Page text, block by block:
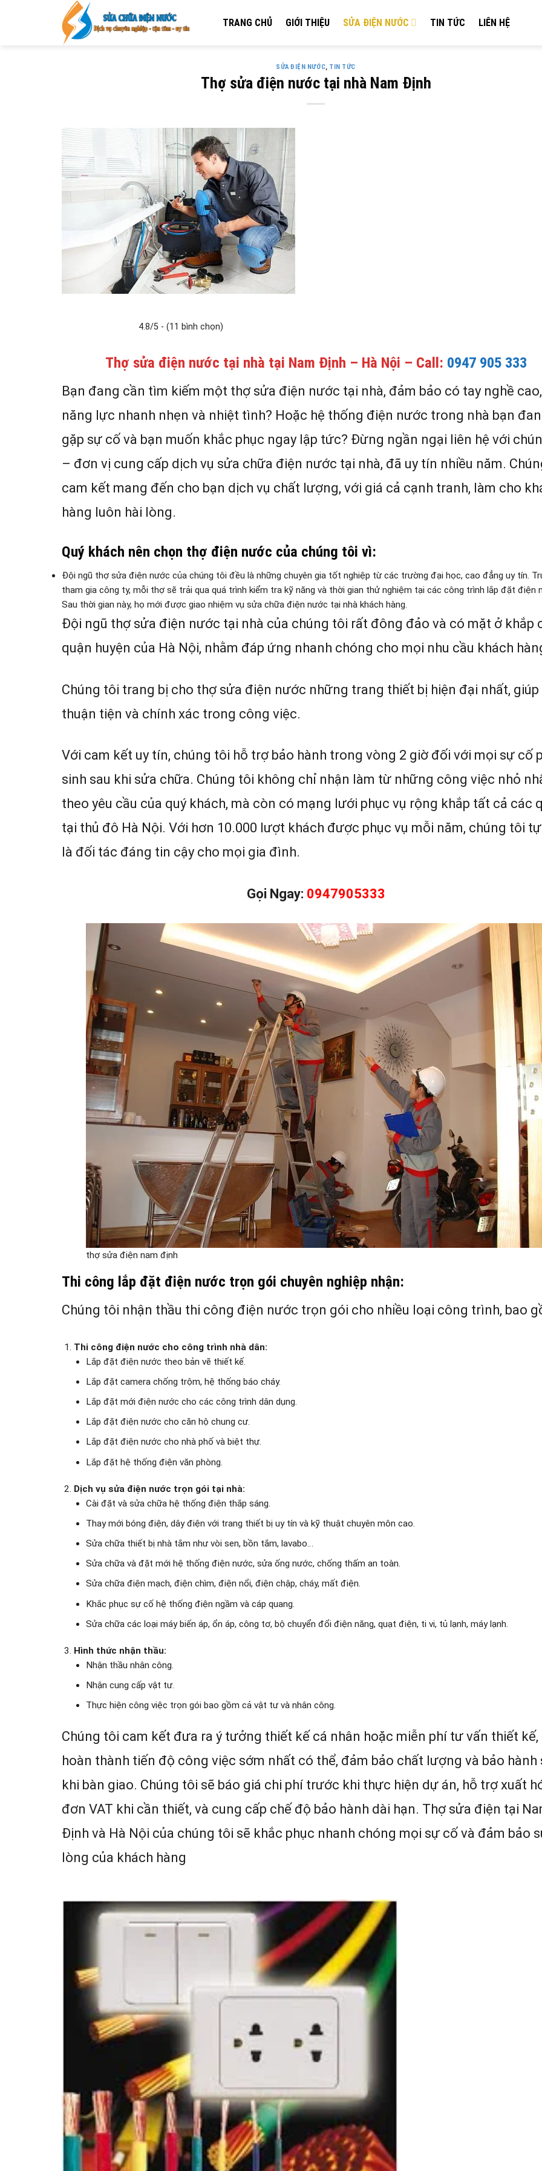
TRANG CHỦ GIỚI THIỆU SỬA ĐIỆN NƯỚC TIN TỨC LIÊN HỆ
SỬA ĐIỆN NƯỚC, TIN TỨC
Thợ sửa điện nước tại nhà Nam Định
4.8/5 - (11 bình chọn)
Thợ sửa điện nước tại nhà tại Nam Định – Hà Nội – Call: 0947 905 333
Bạn đang cần tìm kiếm một thợ sửa điện nước tại nhà, đảm bảo có tay nghề
năng lực nhanh nhẹn và nhiệt tình? Hoặc hệ thống điện nước trong nhà bạn
gặp sự cố và bạn muốn khắc phục ngay lập tức? Đừng ngần ngại liên hệ với
– đơn vị cung cấp dịch vụ sửa chữa điện nước tại nhà, đã uy tín nhiều năm.
cam kết mang đến cho bạn dịch vụ chất lượng, với giá cả cạnh tranh, làm cho
hàng luôn hài lòng.
Quý khách nên chọn thợ điện nước của chúng tôi vì:
Đội ngũ thợ sửa điện nước của chúng tôi đều là những chuyên gia tốt nghiệp từ các trường đại học, cao đẳng uy tín.
tham gia công ty, mỗi thợ sẽ trải qua quá trình kiểm tra kỹ năng và thời gian thử nghiệm tại các công trình lắp đặt điện
Sau thời gian này, họ mới được giao nhiệm vụ sửa chữa điện nước tại nhà khách hàng.
Đội ngũ thợ sửa điện nước tại nhà của chúng tôi rất đông đảo và có mặt ở khắp
quận huyện của Hà Nội, nhằm đáp ứng nhanh chóng cho mọi nhu cầu khách
Chúng tôi trang bị cho thợ sửa điện nước những trang thiết bị hiện đại nhất, giúp
thuận tiện và chính xác trong công việc.
Với cam kết uy tín, chúng tôi hỗ trợ bảo hành trong vòng 2 giờ đối với mọi sự cố
sinh sau khi sửa chữa. Chúng tôi không chỉ nhận làm từ những công việc nhỏ
theo yêu cầu của quý khách, mà còn có mạng lưới phục vụ rộng khắp tất cả các
tại thủ đô Hà Nội. Với hơn 10.000 lượt khách được phục vụ mỗi năm, chúng tôi
là đối tác đáng tin cậy cho mọi gia đình.
Gọi Ngay: 0947905333
thợ sửa điện nam định
Thi công lắp đặt điện nước trọn gói chuyên nghiệp nhận:
Chúng tôi nhận thầu thi công điện nước trọn gói cho nhiều loại công trình, bao
Thi công điện nước cho công trình nhà dân:
Lắp đặt điện nước theo bản vẽ thiết kế.
Lắp đặt camera chống trộm, hệ thống báo cháy.
Lắp đặt mới điện nước cho các công trình dân dụng.
Lắp đặt điện nước cho căn hộ chung cư.
Lắp đặt điện nước cho nhà phố và biệt thự.
Lắp đặt hệ thống điện văn phòng.
Dịch vụ sửa điện nước trọn gói tại nhà:
Cài đặt và sửa chữa hệ thống điện thắp sáng.
Thay mới bóng điện, dây điện với trang thiết bị uy tín và kỹ thuật chuyên môn cao.
Sửa chữa thiết bị nhà tắm như vòi sen, bồn tắm, lavabo…
Sửa chữa và đặt mới hệ thống điện nước, sửa ống nước, chống thấm an toàn.
Sửa chữa điện mạch, điện chìm, điện nổi, điện chập, cháy, mất điện.
Khắc phục sự cố hệ thống điện ngầm và cáp quang.
Sửa chữa các loại máy biến áp, ổn áp, công tơ, bộ chuyển đổi điện năng, quạt điện, ti vi, tủ lạnh, máy lạnh.
Hình thức nhận thầu:
Nhận thầu nhân công.
Nhận cung cấp vật tư.
Thực hiện công việc trọn gói bao gồm cả vật tư và nhân công.
Chúng tôi cam kết đưa ra ý tưởng thiết kế cá nhân hoặc miễn phí tư vấn thiết kế,
hoàn thành tiến độ công việc sớm nhất có thể, đảm bảo chất lượng và bảo hành
khi bàn giao. Chúng tôi sẽ báo giá chi phí trước khi thực hiện dự án, hỗ trợ xuất
đơn VAT khi cần thiết, và cung cấp chế độ bảo hành dài hạn. Thợ sửa điện tại
Định và Hà Nội của chúng tôi sẽ khắc phục nhanh chóng mọi sự cố và đảm bảo
lòng của khách hàng